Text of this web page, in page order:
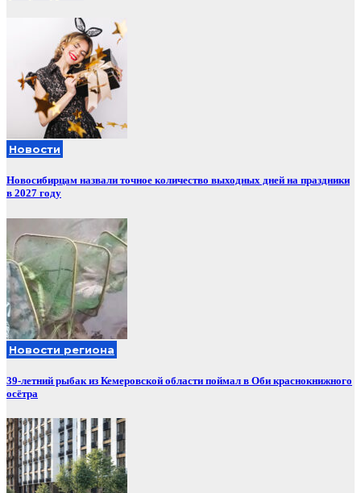
Новости
Новосибирцам назвали точное количество выходных дней на праздники
в 2027 году
Новости региона
39-летний рыбак из Кемеровской области поймал в Оби краснокнижного
осётра